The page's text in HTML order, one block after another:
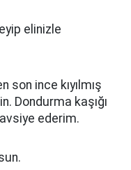
elinizle
son ince kıyılmış
Dondurma kaşığı
ederim.